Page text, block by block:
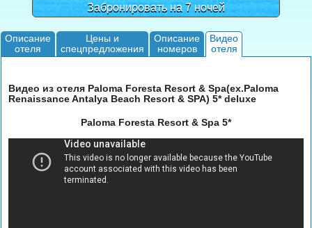
Забронировать на 7 ночей
Описание
отеля
Цены и
спецпредложения
Описание
номеров
Видео
отеля
Видео из отеля Paloma Foresta Resort & Spa(ex.Paloma
Renaissance Antalya Beach Resort & SPA) 5* deluxe
Paloma Foresta Resort & Spa 5*